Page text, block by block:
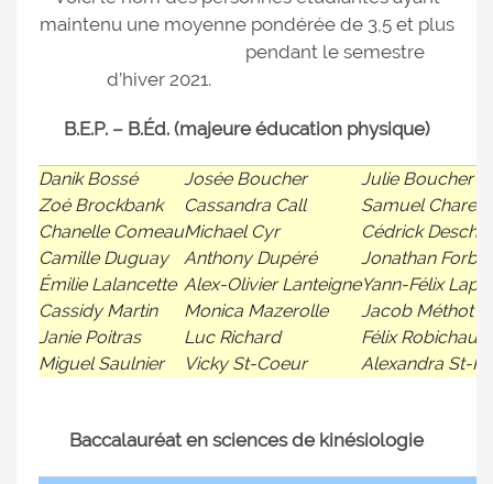
maintenu une moyenne pondérée de 3,5 et plus
pendant le semestre
d’hiver 2021.
B.E.P. – B.Éd. (majeure éducation physique)
Danik Bossé Josée Boucher
Julie Boucher
Zoé Brockbank
Cassandra Call
Samuel Charest
Chanelle ComeauMichael Cyr
Cédrick
Camille Duguay
Anthony Dupéré
Jonathan
Émilie Lalancette Alex-Olivier LanteigneYann-Félix
Cassidy Martin
Monica Mazerolle
Jacob Méthot
Janie Poitras
Luc Richard
Félix Robichaud
Miguel Saulnier
Vicky St-Coeur Alexandra St-
Baccalauréat en sciences de kinésiologie